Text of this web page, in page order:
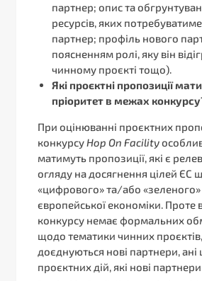
партнер; опис та
ресурсів, яких
партнер; профіль нового
поясненням ролі, яку він
чинному проєкті тощо).
Які проєктні пропозиції
пріоритет в межах
При оцінюванні проєктних
конкурсуHop On Facility
матимуть пропозиції, які є
огляду на досягнення цілей ЄС
«цифрового» та/або
європейської економіки. Проте
конкурсу немає формальних
щодо тематики чинних
доєднуються нові партнери, ані
проєктних дій, які нові